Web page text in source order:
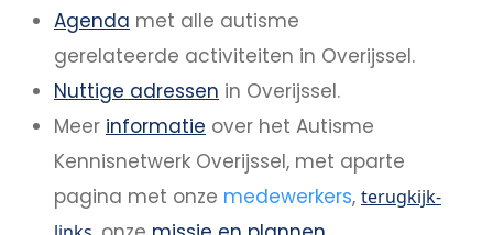
Agenda met alle autisme
gerelateerde activiteiten in Overijssel.
Nuttige adressen in Overijssel.
Meer informatie over het Autisme
Kennisnetwerk Overijssel, met aparte
pagina met onze medewerkers, terugkijk-